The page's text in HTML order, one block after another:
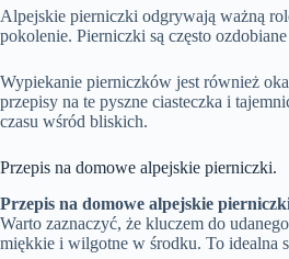
Alpejskie pierniczki odgrywają ważną
pokolenie. Pierniczki są często
Wypiekanie pierniczków jest również
przepisy na te pyszne ciasteczka i
czasu wśród bliskich.
Przepis na domowe alpejskie pierniczki.
Przepis na domowe alpejskie
Warto zaznaczyć, że kluczem do
miękkie i wilgotne w środku. To idealna